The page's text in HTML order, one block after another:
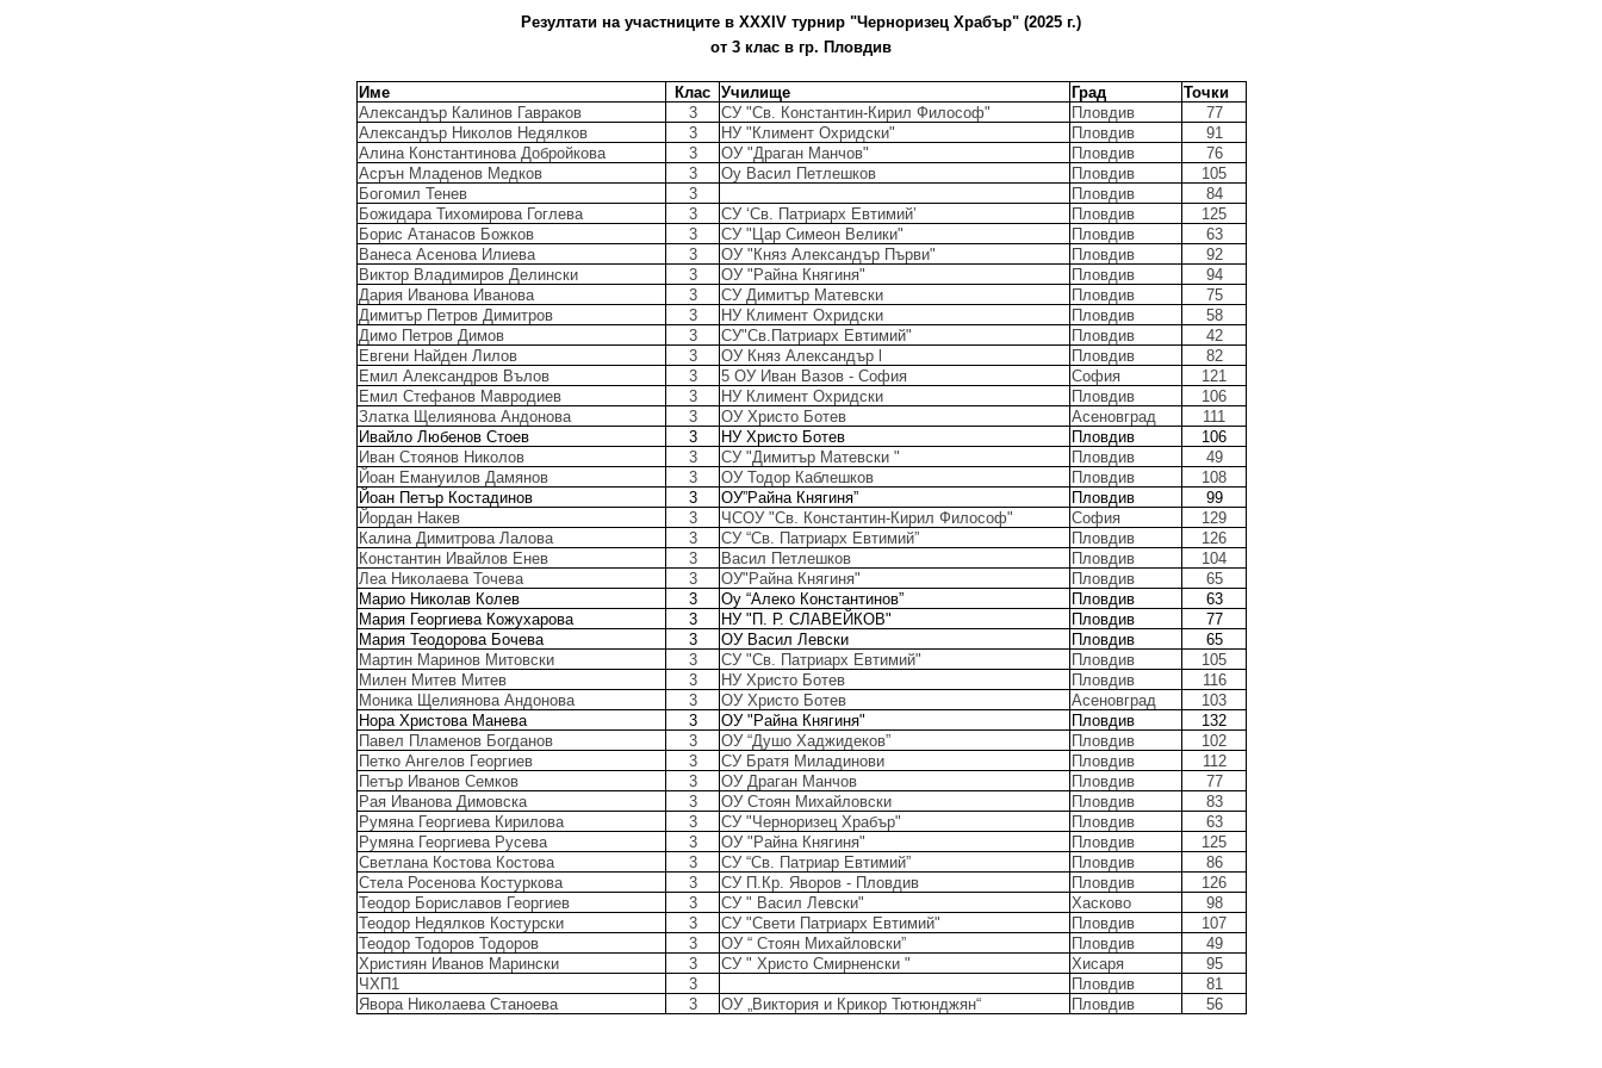
Резултати на участниците в XХXIV турнир "Черноризец Храбър" (2025 г.)
от 3 клас в гр. Пловдив
Име Клас Училище Град
Точки
Александър Калинов Гавраков
3 СУ "Св. Константин-Кирил Философ" Пловдив
77
Александър Николов Недялков
3 НУ "Климент Охридски" Пловдив
91
Алина Константинова Добройкова
3 ОУ "Драган Манчов" Пловдив
76
Асрън Младенов Медков
3 Оу Васил Петлешков Пловдив
105
Богомил Тенев
3 Пловдив
84
Божидара Тихомирова Гоглева
3 СУ ‘Св. Патриарх Евтимий’ Пловдив
125
Борис Атанасов Божков
3 СУ "Цар Симеон Велики" Пловдив
63
Ванеса Асенова Илиева
3 ОУ "Княз Александър Първи" Пловдив
92
Виктор Владимиров Делински
3 ОУ "Райна Княгиня" Пловдив
94
Дария Иванова Иванова
3 СУ Димитър Матевски Пловдив
75
Димитър Петров Димитров
3 НУ Климент Охридски Пловдив
58
Димо Петров Димов
3 СУ"Св.Патриарх Евтимий" Пловдив
42
Евгени Найден Лилов
3 ОУ Княз Александър l Пловдив
82
Емил Александров Вълов
3 5 ОУ Иван Вазов - София София
121
Емил Стефанов Мавродиев
3 НУ Климент Охридски Пловдив
106
Златка Щелиянова Андонова
3 ОУ Христо Ботев Асеновград
111
Ивайло Любенов Стоев
3 НУ Христо Ботев Пловдив
106
Иван Стоянов Николов
3 СУ "Димитър Матевски " Пловдив
49
Йоан Емануилов Дамянов
3 ОУ Тодор Каблешков Пловдив
108
Йоан Петър Костадинов
3 ОУ”Райна Княгиня” Пловдив
99
Йордан Накев
3 ЧСОУ "Св. Константин-Кирил Философ" София
129
Калина Димитрова Лалова
3 СУ “Св. Патриарх Евтимий” Пловдив
126
Константин Ивайлов Енев
3 Васил Петлешков Пловдив
104
Леа Николаева Точева
3 ОУ"Райна Княгиня" Пловдив
65
Марио Николав Колев
3 Оу “Алеко Константинов” Пловдив
63
Мария Георгиева Кожухарова
3 НУ "П. Р. СЛАВЕЙКОВ" Пловдив
77
Мария Теодорова Бочева
3 ОУ Васил Левски Пловдив
65
Мартин Маринов Митовски
3 СУ "Св. Патриарх Евтимий" Пловдив
105
Милен Митев Митев
3 НУ Христо Ботев Пловдив
116
Моника Щелиянова Андонова
3 ОУ Христо Ботев Асеновград
103
Нора Христова Манева
3 ОУ "Райна Княгиня" Пловдив
132
Павел Пламенов Богданов
3 ОУ “Душо Хаджидеков” Пловдив
102
Петко Ангелов Георгиев
3 СУ Братя Миладинови Пловдив
112
Петър Иванов Семков
3 ОУ Драган Манчов Пловдив
77
Рая Иванова Димовска
3 ОУ Стоян Михайловски Пловдив
83
Румяна Георгиева Кирилова
3 СУ "Черноризец Храбър" Пловдив
63
Румяна Георгиева Русева
3 ОУ "Райна Княгиня" Пловдив
125
Светлана Костова Костова
3 СУ “Св. Патриар Евтимий” Пловдив
86
Стела Росенова Костуркова
3 СУ П.Кр. Яворов - Пловдив Пловдив
126
Теодор Бориславов Георгиев
3 СУ " Васил Левски" Хасково
98
Теодор Недялков Костурски
3 СУ "Свети Патриарх Евтимий" Пловдив
107
Теодор Тодоров Тодоров
3 ОУ “ Стоян Михайловски” Пловдив
49
Християн Иванов Марински
3 СУ " Христо Смирненски " Хисаря
95
ЧХП1
3 Пловдив
81
Явора Николаева Станоева
3 ОУ „Виктория и Крикор Тютюнджян“ Пловдив 56